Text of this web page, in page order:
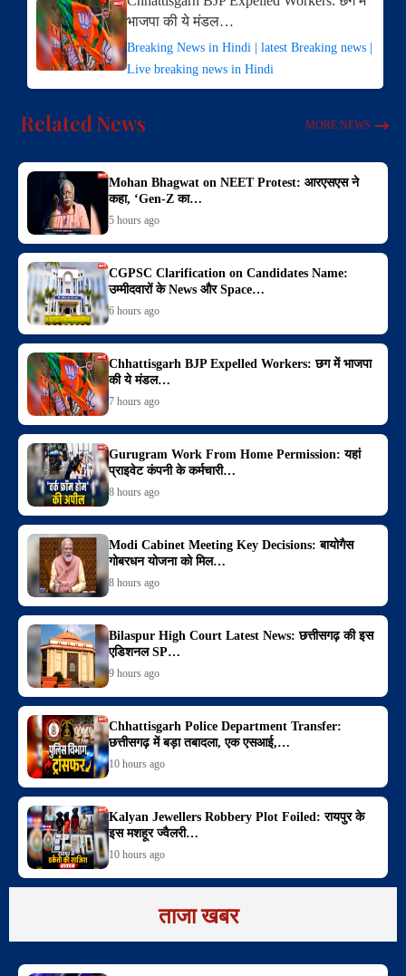
भाजपा की ये मंडल…
Breaking News in Hindi | latest Breaking news |
Live breaking news in Hindi
Related News MORE NEWS
Mohan Bhagwat on NEET Protest: आरएसएस ने
कहा, ‘Gen-Z का…
5 hours ago
CGPSC Clarification on Candidates Name:
उम्मीदवारों के News और Space…
6 hours ago
Chhattisgarh BJP Expelled Workers: छग में भाजपा
की ये मंडल…
7 hours ago
Gurugram Work From Home Permission: यहां
प्राइवेट कंपनी के कर्मचारी…
8 hours ago
Modi Cabinet Meeting Key Decisions: बायोगैस
गोबरधन योजना को मिल…
8 hours ago
Bilaspur High Court Latest News: छत्तीसगढ़ की इस
एडिशनल SP…
9 hours ago
Chhattisgarh Police Department Transfer:
छत्तीसगढ़ में बड़ा तबादला, एक एसआई,…
10 hours ago
Kalyan Jewellers Robbery Plot Foiled: रायपुर के
इस मशहूर ज्वैलरी…
10 hours ago
ताजा खबर